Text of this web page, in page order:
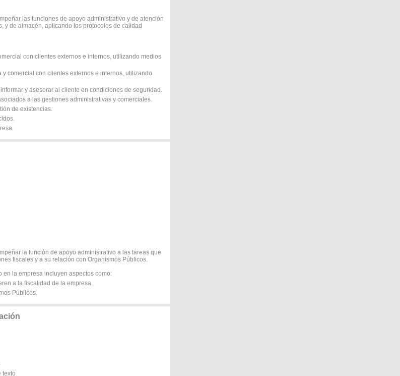
las funciones de apoyo administrativo y de atención
y de almacén, aplicando los protocolos de calidad
con clientes externos e internos, utilizando medios
comercial con clientes externos e internos, utilizando
y asesorar al cliente en condiciones de seguridad.
a las gestiones administrativas y comerciales.
de existencias.
la función de apoyo administrativo a las tareas que
fiscales y a su relación con Organismos Públicos.
en la empresa incluyen aspectos como:
a la fiscalidad de la empresa.
Públicos.
texto